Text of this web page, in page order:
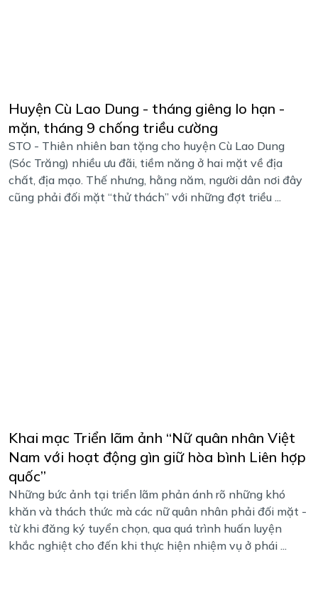
Huyện Cù Lao Dung - tháng giêng lo hạn -
mặn, tháng 9 chống triều cường
STO - Thiên nhiên ban tặng cho huyện Cù Lao Dung
(Sóc Trăng) nhiều ưu đãi, tiềm năng ở hai mặt về địa
chất, địa mạo. Thế nhưng, hằng năm, người dân nơi đây
cũng phải đối mặt “thử thách” với những đợt triều ...
Khai mạc Triển lãm ảnh “Nữ quân nhân Việt
Nam với hoạt động gìn giữ hòa bình Liên hợp
quốc”
Những bức ảnh tại triển lãm phản ánh rõ những khó
khăn và thách thức mà các nữ quân nhân phải đối mặt -
từ khi đăng ký tuyển chọn, qua quá trình huấn luyện
khắc nghiệt cho đến khi thực hiện nhiệm vụ ở phái ...